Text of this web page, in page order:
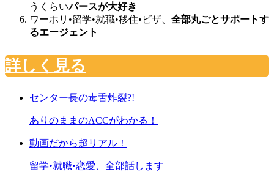
うくらいパースが大好き
ワーホリ•留学•就職•移住•ビザ、 全部丸ごとサポートす
るエージェント
詳しく見る
センター長の毒舌炸裂?!
ありのままのACCがわかる！
動画だから超リアル！
留学•就職•恋愛、全部話します